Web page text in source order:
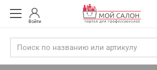
Войти